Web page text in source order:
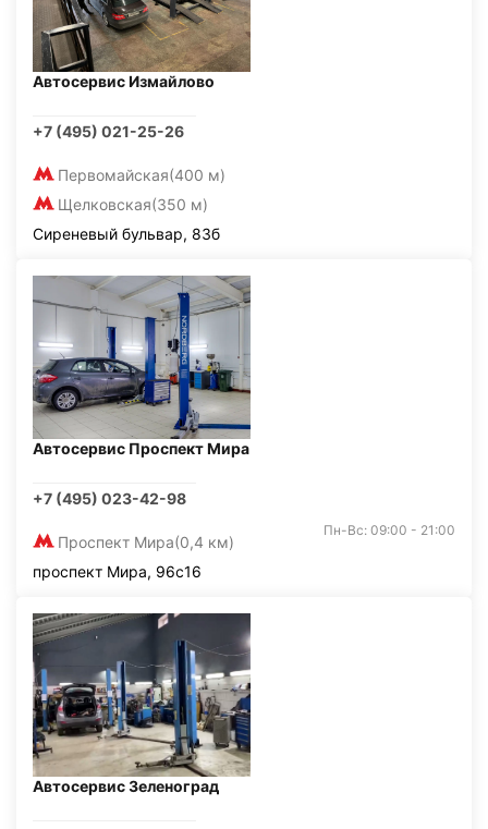
Автосервис Измайлово
+7 (495) 021-25-26
Первомайская(400 м)
Щелковская(350 м)
Сиреневый бульвар, 83б
Автосервис Проспект Мира
+7 (495) 023-42-98
Проспект Мира(0,4 км)
Пн-Вс: 09:00 - 21:00
проспект Мира, 96с16
Автосервис Зеленоград